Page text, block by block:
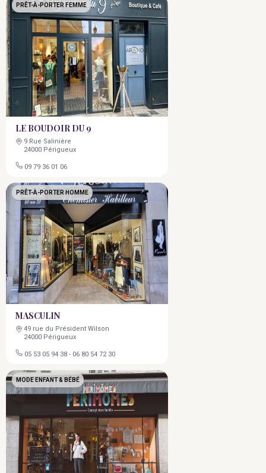
LE BOUDOIR DU 9
9 Rue Salinière
24000 Périgueux
09 79 36 01 06
PRÊT-À-PORTER FEMME
MASCULIN
49 rue du Président Wilson
24000 Périgueux
05 53 05 94 38 - 06 80 54 72 30
PRÊT-À-PORTER HOMME
MODE ENFANT & BÉBÉ